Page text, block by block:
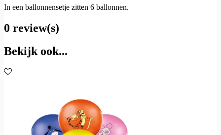
In een ballonnensetje zitten 6 ballonnen.
0 review(s)
Bekijk ook...